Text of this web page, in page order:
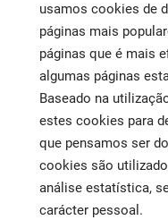
usamos cookies de
páginas mais
páginas que é mais
algumas páginas
Baseado na
estes cookies para
que pensamos ser
cookies são
análise estatística,
carácter pessoal.